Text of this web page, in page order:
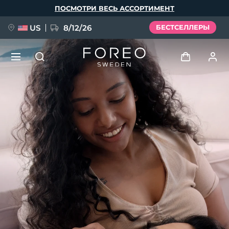
ПОСМОТРИ ВЕСЬ АССОРТИМЕНТ
US 8/12/26 БЕСТСЕЛЛЕРЫ
Профиль пользователя
Мои приборы
Мои заказы
Мои адреса
Мои подписки
НОВИНКА
FAQ™ Pure Beauty-Tech Elixir
BREAKING NEWS
issa™ Teeth Whitening Set
Язык
English Deutsch
Español
Français
Italiano
Português
Polski
Svenska
Русский
Türkçe
简体中文 繁體中文